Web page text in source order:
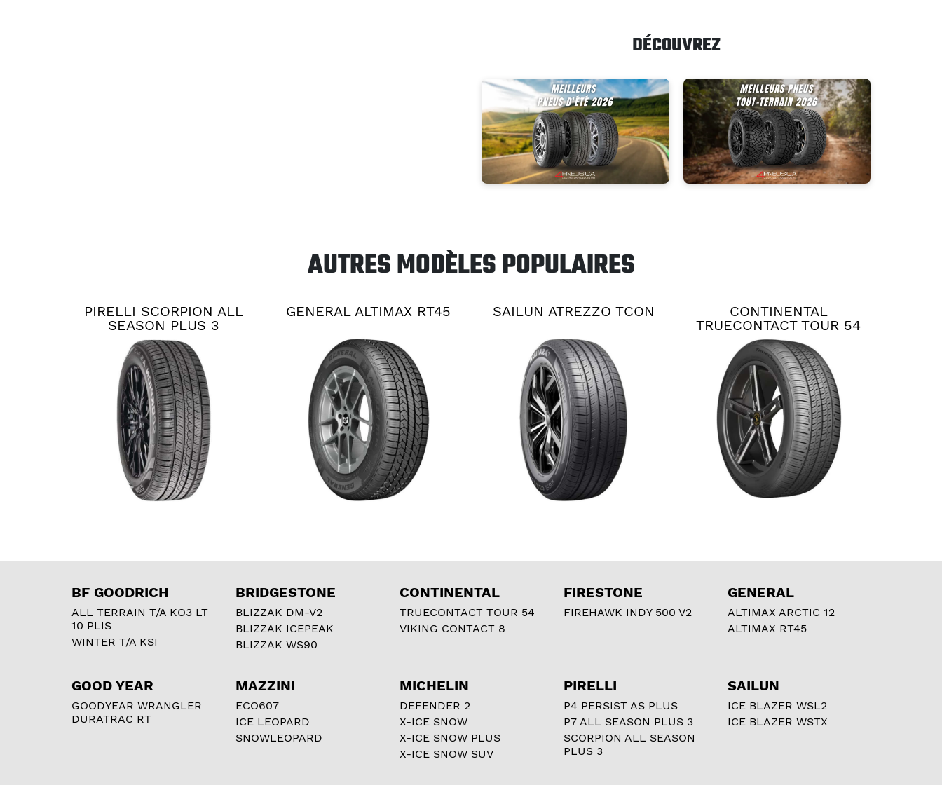
DÉCOUVREZ
AUTRES MODÈLES POPULAIRES
PIRELLI SCORPION ALL
SEASON PLUS 3
GENERAL ALTIMAX RT45 SAILUN ATREZZO TCON
CONTINENTAL
TRUECONTACT TOUR 54
BF GOODRICH
ALL TERRAIN T/A KO3 LT
10 PLIS
WINTER T/A KSI
BRIDGESTONE
BLIZZAK DM-V2
BLIZZAK ICEPEAK
BLIZZAK WS90
CONTINENTAL
TRUECONTACT TOUR 54
VIKING CONTACT 8
FIRESTONE
FIREHAWK INDY 500 V2
GENERAL
ALTIMAX ARCTIC 12
ALTIMAX RT45
GOOD YEAR
GOODYEAR WRANGLER
DURATRAC RT
MAZZINI
ECO607
ICE LEOPARD
SNOWLEOPARD
MICHELIN
DEFENDER 2
X-ICE SNOW
X-ICE SNOW PLUS
X-ICE SNOW SUV
PIRELLI
P4 PERSIST AS PLUS
P7 ALL SEASON PLUS 3
SCORPION ALL SEASON
PLUS 3
SAILUN
ICE BLAZER WSL2
ICE BLAZER WSTX